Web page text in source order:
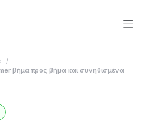
βήμα προς βήμα και συνηθισμένα